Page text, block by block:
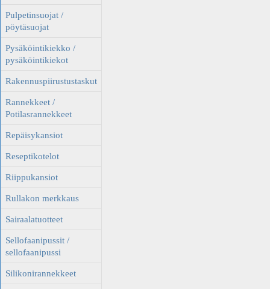
Pulpetinsuojat /
pöytäsuojat
Pysäköintikiekko /
pysäköintikiekot
Rakennuspiirustustaskut
Rannekkeet /
Potilasrannekkeet
Repäisykansiot
Reseptikotelot
Riippukansiot
Rullakon merkkaus
Sairaalatuotteet
Sellofaanipussit /
sellofaanipussi
Silikonirannekkeet